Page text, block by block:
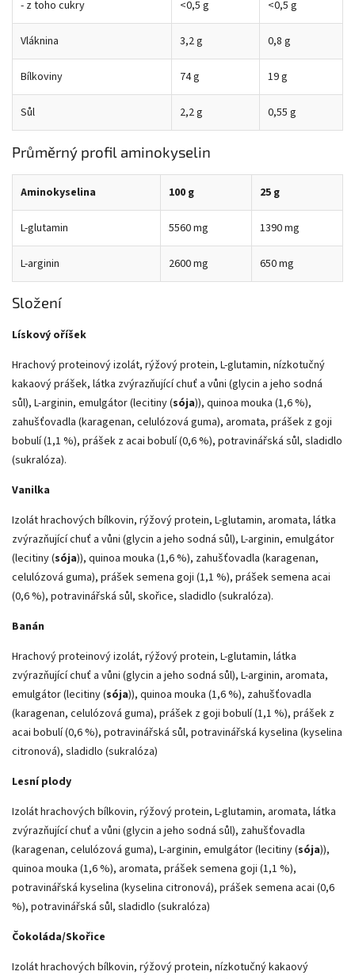
- z toho cukry <0,5 g <0,5 g
Vláknina 3,2 g 0,8 g
Bílkoviny 74 g 19 g
Sůl 2,2 g 0,55 g
Průměrný profil aminokyselin
Aminokyselina 100 g 25 g
L-glutamin 5560 mg 1390 mg
L-arginin 2600 mg 650 mg
Složení
Lískový oříšek
Hrachový proteinový izolát, rýžový protein, L-glutamin, nízkotučný
kakaový prášek, látka zvýrazňující chuť a vůni (glycin a jeho sodná
sůl), L-arginin, emulgátor (lecitiny (sója)), quinoa mouka (1,6 %),
zahušťovadla (karagenan, celulózová guma), aromata, prášek z goji
bobulí (1,1 %), prášek z acai bobulí (0,6 %), potravinářská sůl, sladidlo
(sukralóza).
Vanilka
Izolát hrachových bílkovin, rýžový protein, L-glutamin, aromata, látka
zvýrazňující chuť a vůni (glycin a jeho sodná sůl), L-arginin, emulgátor
(lecitiny (sója)), quinoa mouka (1,6 %), zahušťovadla (karagenan,
celulózová guma), prášek semena goji (1,1 %), prášek semena acai
(0,6 %), potravinářská sůl, skořice, sladidlo (sukralóza).
Banán
Hrachový proteinový izolát, rýžový protein, L-glutamin, látka
zvýrazňující chuť a vůni (glycin a jeho sodná sůl), L-arginin, aromata,
emulgátor (lecitiny (sója)), quinoa mouka (1,6 %), zahušťovadla
(karagenan, celulózová guma), prášek z goji bobulí (1,1 %), prášek z
acai bobulí (0,6 %), potravinářská sůl, potravinářská kyselina (kyselina
citronová), sladidlo (sukralóza)
Lesní plody
Izolát hrachových bílkovin, rýžový protein, L-glutamin, aromata, látka
zvýrazňující chuť a vůni (glycin a jeho sodná sůl), zahušťovadla
(karagenan, celulózová guma), L-arginin, emulgátor (lecitiny (sója)),
quinoa mouka (1,6 %), aromata, prášek semena goji (1,1 %),
potravinářská kyselina (kyselina citronová), prášek semena acai (0,6
%), potravinářská sůl, sladidlo (sukralóza)
Čokoláda/Skořice
Izolát hrachových bílkovin, rýžový protein, nízkotučný kakaový